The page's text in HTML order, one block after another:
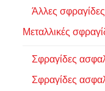
Άλλες
Μεταλλικές
Σφραγίδες
Σφραγίδες